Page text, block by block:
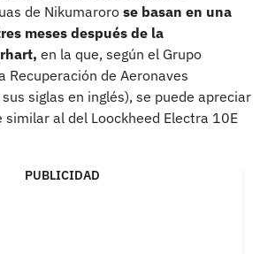
de Nikumaroro se basan en una
meses después de la
en la que, según el Grupo
Recuperación de Aeronaves
siglas en inglés), se puede apreciar
al del Loockheed Electra 10E
PUBLICIDAD